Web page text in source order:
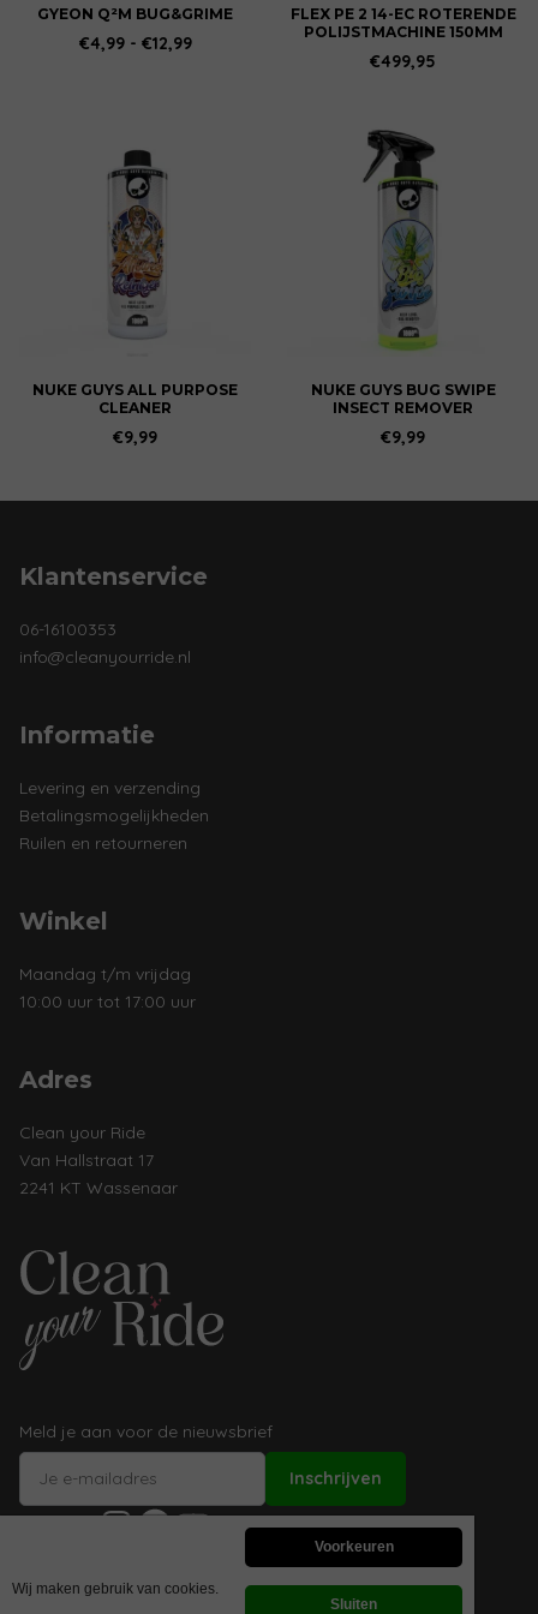
GYEON Q²M BUG&GRIME
€4,99 - €12,99Prijsklasse:
worden
op
FLEX PE 2 14-EC ROTERENDE
POLIJSTMACHINE 150MM
€499,95
NUKE GUYS ALL PURPOSE
CLEANER
€9,99
NUKE GUYS BUG SWIPE
INSECT REMOVER
€9,99
Klantenservice
06-16100353
info@cleanyourride.nl
Informatie
Levering en verzending
Betalingsmogelijkheden
Ruilen en retourneren
Winkel
Maandag t/m vrijdag
10:00 uur tot 17:00 uur
Adres
Clean your Ride
Van Hallstraat 17
2241 KT Wassenaar
Meld je aan voor de nieuwsbrief
Wij maken gebruik van cookies.
Voorkeuren
Sluiten